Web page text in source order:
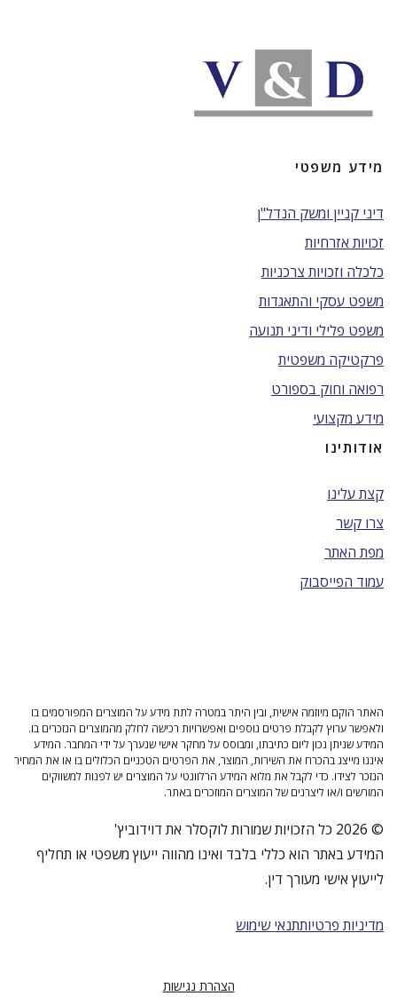
מידע משפטי
דיני קניין ומשק הנדל"ן
זכויות אזרחיות
כלכלה וזכויות צרכניות
משפט עסקי והתאגדות
משפט פלילי ודיני תנועה
פרקטיקה משפטית
רפואה וחוק בספורט
מידע מקצועי
אודותינו
קצת עלינו
צרו קשר
מפת האתר
עמוד הפייסבוק
האתר הוקם מיוזמה אישית, ובין היתר במטרה לתת מידע על המוצרים המפורסמים בו
ולאפשר ערוץ לקבלת פרטים נוספים ואפשרויות רכישה לחלק מהמוצרים הנזכרים בו.
המידע שניתן נכון ליום כתיבתו, ומבוסס על מחקר אישי שנערך על ידי המחבר. המידע
איננו מייצג בהכרח את השירות, המוצר, את הפרטים הטכניים הכלולים בו או את המחיר
הנזכר לצידו. כדי לקבל את מלוא המידע הרלוונטי על המוצרים יש לפנות למשווקים
המורשים ו/או ליצרנים של המוצרים המוזכרים באתר.
© 2026 כל הזכויות שמורות לוקסלר את דוידוביץ'
המידע באתר הוא כללי בלבד ואינו מהווה ייעוץ משפטי או תחליף
לייעוץ אישי מעורך דין.
מדיניות פרטיותתנאי שימוש
הצהרת נגישות